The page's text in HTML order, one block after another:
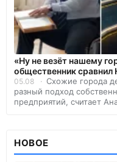
«Ну не везёт нашему
общественник сравнил
05.08
Схожие города
разный подход
предприятий, считает
НОВОЕ